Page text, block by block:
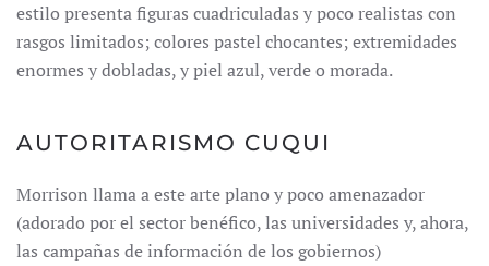
estilo presenta figuras cuadriculadas y poco realistas con
rasgos limitados; colores pastel chocantes; extremidades
enormes y dobladas, y piel azul, verde o morada.
AUTORITARISMO CUQUI
Morrison llama a este arte plano y poco amenazador
(adorado por el sector benéfico, las universidades y, ahora,
las campañas de información de los gobiernos)